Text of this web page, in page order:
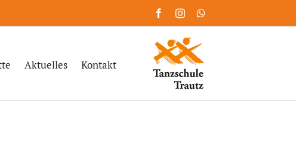
FacebookInstagram
Aktuelles Kontakt